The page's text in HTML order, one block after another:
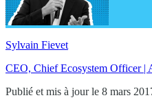
Sylvain Fievet
CEO, Chief Ecosystem Officer |
Publié et mis à jour le 8 mars